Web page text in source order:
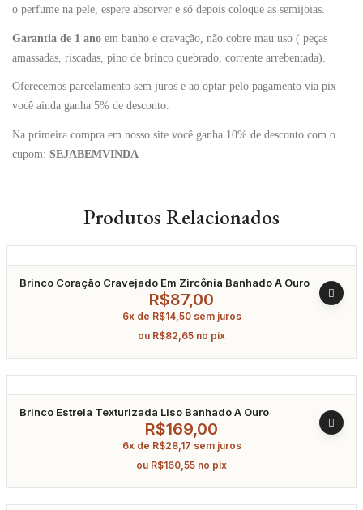
o perfume na pele, espere absorver e só depois coloque as semijoias.
Garantia de 1 ano em banho e cravação, não cobre mau uso ( peças
amassadas, riscadas, pino de brinco quebrado, corrente arrebentada).
Oferecemos parcelamento sem juros e ao optar pelo pagamento via pix
você ainda ganha 5% de desconto.
Na primeira compra em nosso site você ganha 10% de desconto com o
cupom: SEJABEMVINDA
Produtos Relacionados
Brinco Coração Cravejado Em Zircônia Banhado A Ouro
R$87,00
6x de R$14,50 sem juros
ou R$82,65 no pix
Brinco Estrela Texturizada Liso Banhado A Ouro
R$169,00
6x de R$28,17 sem juros
ou R$160,55 no pix